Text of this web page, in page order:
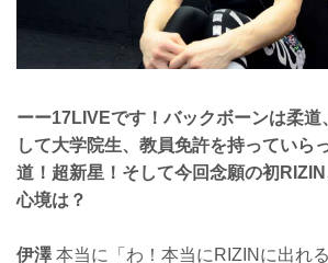
ーー17LIVEです！バックボーンは柔道
して大学院生、教員免許を持っていら
道！超新星！そして今回念願の初
心境は？
伊澤本当に「わ！本当にRIZINに出れ